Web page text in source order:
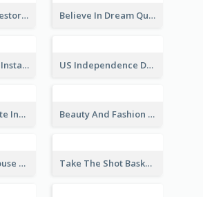
Retro Vehicle Restoration Instagram Post Believe In Dream Quote Instagram Post
Winter Solstice Instagram Post US Independence Day Instagram Post
Pantsuit Promote Instagram Post Beauty And Fashion Inspirational Quote Instagram Post
Family Open House Registration Instagram Post Take The Shot Basketball Instagram Post